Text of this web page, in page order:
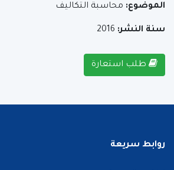
الموضوع: محاسبة التكاليف
سنة النشر:
طلب استعارة
روابط سريعة